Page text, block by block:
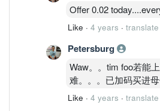
Offer 0.02
Like · 4 years · translate
Petersburg
Waw。。tim foo若能
难。。。已加码买进
Like · 4 years · translate